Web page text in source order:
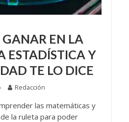
GANAR EN LA
ESTADÍSTICA Y
TE LO DICE
Redacción
las matemáticas y
la ruleta para poder